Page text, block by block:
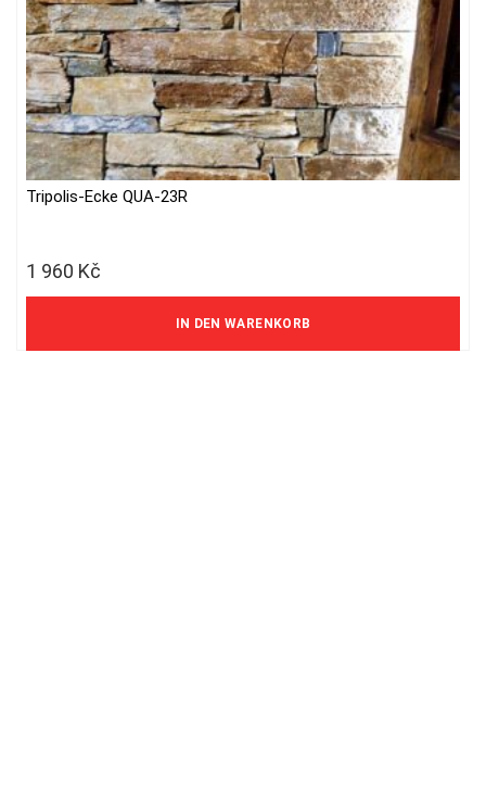
Tripolis-Ecke QUA-23R
1 960 Kč
1 620 Kč ohne MwSt.
IN DEN WARENKORB